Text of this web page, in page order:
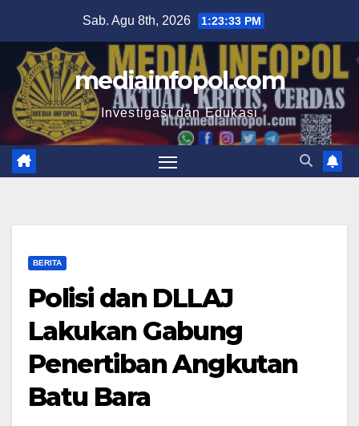
content
Sab. Agu 8th, 2026 1:23:34 PM
mediainfopol.com
Investigasi dan Edukasi
BERITA
Polisi dan DLLAJ
Lakukan Gabung
Penertiban Angkutan
Batu Bara